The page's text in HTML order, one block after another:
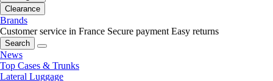
Clearance
Brands
Customer service in France Secure payment Easy returns
Search
News
Top Cases & Trunks
Lateral Luggage